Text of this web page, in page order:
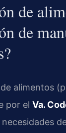
de
de
alimentos
por el Va.